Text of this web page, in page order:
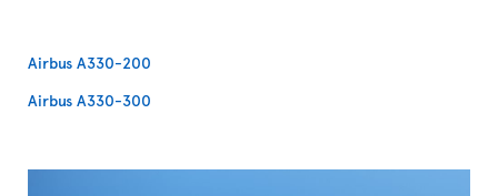
Airbus A330-200
Airbus A330-300